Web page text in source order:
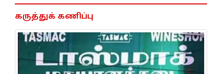
கருத்துக் கணிப்பு